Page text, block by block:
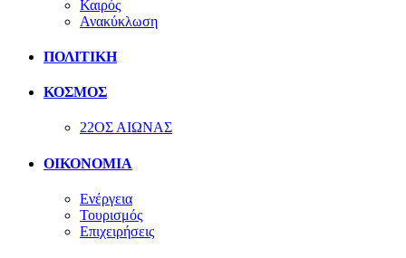
Καιρός
Ανακύκλωση
ΠΟΛΙΤΙΚΗ
ΚΟΣΜΟΣ
22ΟΣ ΑΙΩΝΑΣ
ΟΙΚΟΝΟΜΙΑ
Ενέργεια
Τουρισμός
Επιχειρήσεις